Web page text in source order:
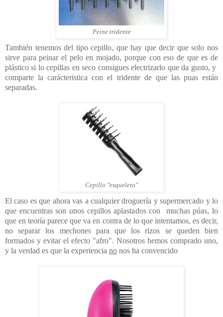
Peine tridente
También tenemos del tipo cepillo, que hay que decir que solo nos
sirve para peinar el pelo en mojado, porque con eso de que es de
plástico si lo cepillas en seco consigues electrizarlo que da gusto, y
comparte la carácteristica con el tridente de que las puas están
separadas.
Cepillo "esqueleto"
El caso es que ahora vas a cualquier droguería y supermercado y lo
que encuentras son unos cepillos aplastados con muchas púas, lo
que en teoría parece que va en contra de lo que intentamos, es decir,
no separar los mechones para que los rizos se queden bien
formados y evitar el efecto "afro". Nosotros hemos comprado uno,
y la verdad es que la experiencia no nos ha convencido